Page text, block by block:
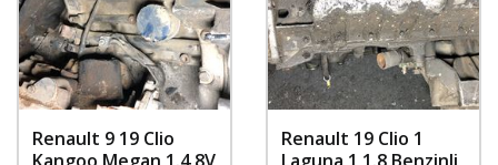
Renault 9 19 Clio
Renault 19 Clio 1